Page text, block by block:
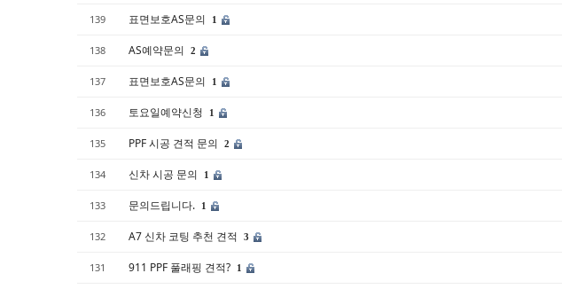
139 표면보호AS문의 1
138 AS예약문의 2
137 표면보호AS문의 1
136 토요일예약신청 1
135 PPF 시공 견적 문의 2
134 신차 시공 문의 1
133 문의드립니다. 1
132 A7 신차 코팅 추천 견적 3
131 911 PPF 풀래핑 견적? 1